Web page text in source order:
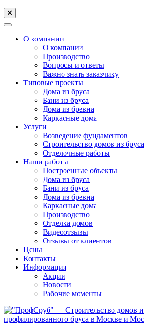
О компании
О компании
Производство
Вопросы и ответы
Важно знать заказчику
Типовые проекты
Дома из бруса
Бани из бруса
Дома из бревна
Каркасные дома
Услуги
Возведение фундаментов
Строительство домов из бруса
Отделочные работы
Наши работы
Построенные объекты
Дома из бруса
Бани из бруса
Дома из бревна
Каркасные дома
Производство
Отделка домов
Видеоотзывы
Отзывы от клиентов
Цены
Контакты
Информация
Акции
Новости
Рабочие моменты